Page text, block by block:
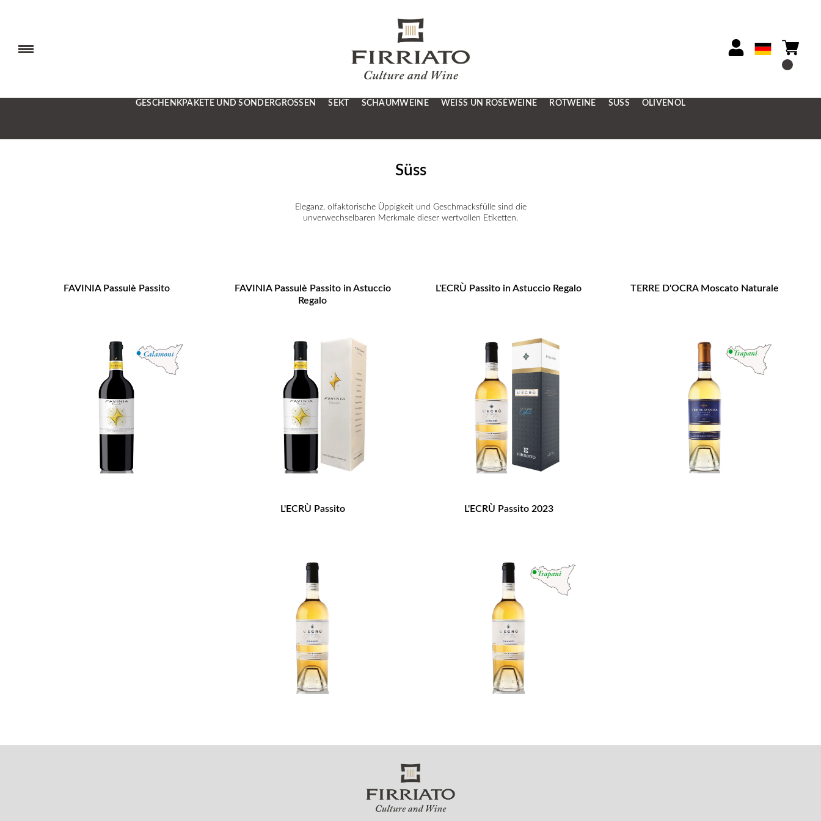
GESCHENKPAKETE UND SONDERGRÖSSEN SEKT SCHAUMWEINE WEISS UN ROSÉWEINE ROTWEINE SÜSS OLIVENÖL
Süss
Eleganz, olfaktorische Üppigkeit und Geschmacksfülle sind die
unverwechselbaren Merkmale dieser wertvollen Etiketten.
FAVINIA Passulè Passito
FAVINIA Passulè Passito in Astuccio
Regalo
L'ECRÙ Passito in Astuccio Regalo TERRE D'OCRA Moscato Naturale
L'ECRÙ Passito L'ECRÙ Passito 2023